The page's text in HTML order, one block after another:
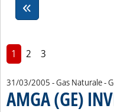
1 2 3
31/03/2005 - Gas Naturale -
AMGA (GE)